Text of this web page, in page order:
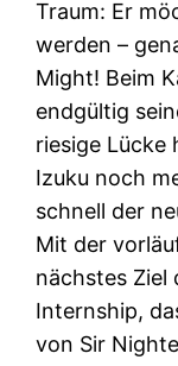
Traum: Er
werden –
Might! Beim
endgültig
riesige Lücke
Izuku noch
schnell der
Mit der
nächstes Ziel
Internship,
von Sir